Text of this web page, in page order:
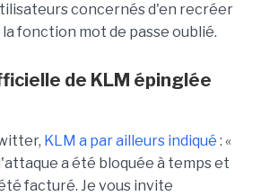
concernés d'en recréer
fonction mot de passe oublié.
de KLM épinglée
KLM a par ailleurs indiqué : «
a été bloquée à temps et
facturé. Je vous invite